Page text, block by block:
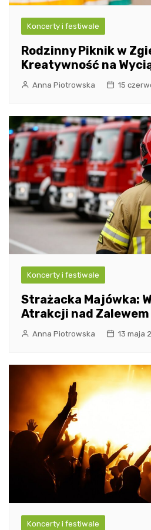
Koncerty i festiwale
Rodzinny Piknik w
Kreatywność na
Anna Piotrowska 15
Koncerty i festiwale
Strażacka Majówka:
Atrakcji nad Zalewem
Anna Piotrowska 13 maja
Koncerty i festiwale